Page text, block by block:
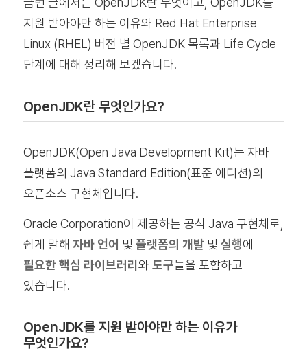
지원 받아야만 하는 이유와 Red Hat Enterprise
Linux (RHEL) 버전 별 OpenJDK 목록과 Life Cycle
단계에 대해 정리해 보겠습니다.
OpenJDK란 무엇인가요?
OpenJDK(Open Java Development Kit)는 자바
플랫폼의 Java Standard Edition(표준 에디션)의
오픈소스 구현체입니다.
Oracle Corporation이 제공하는 공식 Java 구현체로,
쉽게 말해 자바 언어 및 플랫폼의 개발및 실행에
필요한 핵심 라이브러리와 도구들을 포함하고
있습니다.
OpenJDK를 지원 받아야만 하는 이유가
무엇인가요?